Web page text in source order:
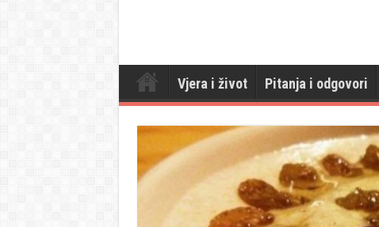
Vjera i život Pitanja i odgovori